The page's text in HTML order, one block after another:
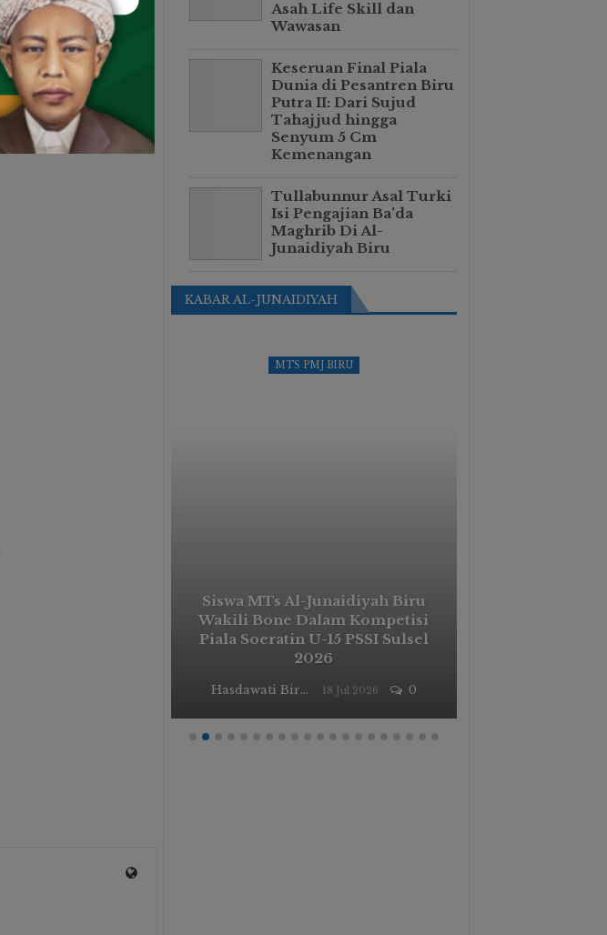
Asah Life Skill dan
Wawasan
Keseruan Final Piala
Dunia di Pesantren Biru
Putra II: Dari Sujud
Tahajjud hingga
Senyum 5 Cm
Kemenangan
Tullabunnur Asal Turki
Isi Pengajian Ba’da
Maghrib Di Al-
Junaidiyah Biru
KABAR AL-JUNAIDIYAH
MTS PMJ BIRU
Siswa MTs Al-Junaidiyah Biru
Wakili Bone Dalam Kompetisi
Piala Soeratin U-15 PSSI Sulsel
2026
Hasdawati Biru 18 Jul 2026 0